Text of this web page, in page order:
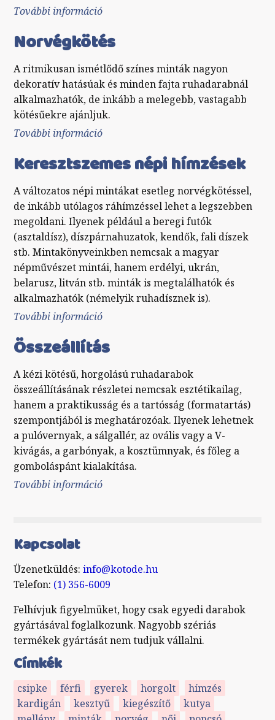
További információ
Norvégkötés
A ritmikusan ismétlődő színes minták nagyon
dekoratív hatásúak és minden fajta ruhadarabnál
alkalmazhatók, de inkább a melegebb, vastagabb
kötésűekre ajánljuk.
További információ
Keresztszemes népi hímzések
A változatos népi mintákat esetleg norvégkötéssel,
de inkább utólagos ráhímzéssel lehet a legszebben
megoldani. Ilyenek például a beregi futók
(asztaldísz), díszpárnahuzatok, kendők, fali díszek
stb. Mintakönyveinkben nemcsak a magyar
népművészet mintái, hanem erdélyi, ukrán,
belarusz, litván stb. minták is megtalálhatók és
alkalmazhatók (némelyik ruhadísznek is).
További információ
Összeállítás
A kézi kötésű, horgolású ruhadarabok
összeállításának részletei nemcsak esztétikailag,
hanem a praktikusság és a tartósság (formatartás)
szempontjából is meghatározóak. Ilyenek lehetnek
a pulóvernyak, a sálgallér, az ovális vagy a V-
kivágás, a garbónyak, a kosztümnyak, és főleg a
gomboláspánt kialakítása.
További információ
Kapcsolat
Üzenetküldés:info@kotode.hu
Telefon: (1) 356-6009
Felhívjuk figyelmüket, hogy csak egyedi darabok
gyártásával foglalkozunk. Nagyobb szériás
termékek gyártását nem tudjuk vállalni.
Címkék
csipke férfi gyerek horgolt
hímzés
kardigán
kesztyű kiegészítő
kutya